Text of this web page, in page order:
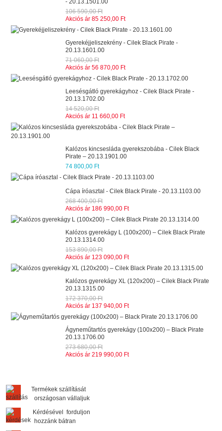
- 20.13.1501.00
106 590,00 Ft
Akciós ár 85 250,00 Ft
Gyerekéjjeliszekrény - Cilek Black Pirate -
20.13.1601.00
71 060,00 Ft
Akciós ár 56 870,00 Ft
Leesésgátló gyerekágyhoz - Cilek Black Pirate -
20.13.1702.00
14 520,00 Ft
Akciós ár 11 660,00 Ft
Kalózos kincsesláda gyerekszobába - Cilek Black
Pirate – 20.13.1901.00
74 800,00 Ft
Cápa íróasztal - Cilek Black Pirate - 20.13.1103.00
268 400,00 Ft
Akciós ár 186 990,00 Ft
Kalózos gyerekágy L (100x200) – Cilek Black Pirate
20.13.1314.00
153 890,00 Ft
Akciós ár 123 090,00 Ft
Kalózos gyerekágy XL (120x200) – Cilek Black Pirate
20.13.1315.00
172 370,00 Ft
Akciós ár 137 940,00 Ft
Ágyneműtartós gyerekágy (100x200) – Black Pirate
20.13.1706.00
273 680,00 Ft
Akciós ár 219 990,00 Ft
Termékek szállítását
országosan vállaljuk
Kérdésével forduljon
hozzánk bátran